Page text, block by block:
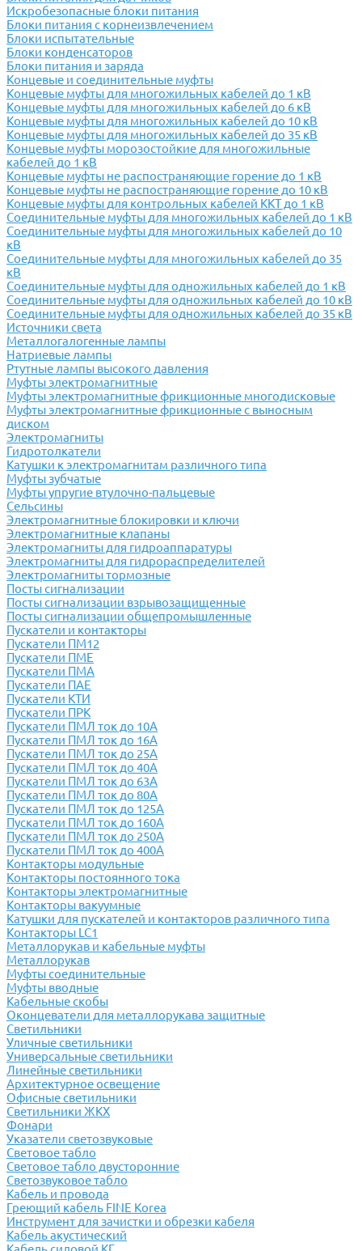
Искробезопасные блоки питания
Блоки питания с корнеизвлечением
Блоки испытательные
Блоки конденсаторов
Блоки питания и заряда
Концевые и соединительные муфты
Концевые муфты для многожильных кабелей до 1 кВ
Концевые муфты для многожильных кабелей до 6 кВ
Концевые муфты для многожильных кабелей до 10 кВ
Концевые муфты для многожильных кабелей до 35 кВ
Концевые муфты морозостойкие для многожильные
кабелей до 1 кВ
Концевые муфты не распостраняющие горение до 1 кВ
Концевые муфты не распостраняющие горение до 10 кВ
Концевые муфты для контрольных кабелей ККТ до 1 кВ
Соединительные муфты для многожильных кабелей до 1 кВ
Соединительные муфты для многожильных кабелей до 10
кВ
Соединительные муфты для многожильных кабелей до 35
кВ
Соединительные муфты для одножильных кабелей до 1 кВ
Соединительные муфты для одножильных кабелей до 10 кВ
Соединительные муфты для одножильных кабелей до 35 кВ
Источники света
Металлогалогенные лампы
Натриевые лампы
Ртутные лампы высокого давления
Муфты электромагнитные
Муфты электромагнитные фрикционные многодисковые
Муфты электромагнитные фрикционные с выносным
диском
Электромагниты
Гидротолкатели
Катушки к электромагнитам различного типа
Муфты зубчатые
Муфты упругие втулочно-пальцевые
Сельсины
Электромагнитные блокировки и ключи
Электромагнитные клапаны
Электромагниты для гидроаппаратуры
Электромагниты для гидрораспределителей
Электромагниты тормозные
Посты сигнализации
Посты сигнализации взрывозащищенные
Посты сигнализации общепромышленные
Пускатели и контакторы
Пускатели ПМ12
Пускатели ПМЕ
Пускатели ПМА
Пускатели ПАЕ
Пускатели КТИ
Пускатели ПРК
Пускатели ПМЛ ток до 10А
Пускатели ПМЛ ток до 16А
Пускатели ПМЛ ток до 25А
Пускатели ПМЛ ток до 40А
Пускатели ПМЛ ток до 63А
Пускатели ПМЛ ток до 80А
Пускатели ПМЛ ток до 125А
Пускатели ПМЛ ток до 160А
Пускатели ПМЛ ток до 250А
Пускатели ПМЛ ток до 400А
Контакторы модульные
Контакторы постоянного тока
Контакторы электромагнитные
Контакторы вакуумные
Катушки для пускателей и контакторов различного типа
Контакторы LC1
Металлорукав и кабельные муфты
Металлорукав
Муфты соединительные
Муфты вводные
Кабельные скобы
Оконцеватели для металлорукава защитные
Светильники
Уличные светильники
Универсальные светильники
Линейные светильники
Архитектурное освещение
Офисные светильники
Светильники ЖКХ
Фонари
Указатели светозвуковые
Световое табло
Световое табло двусторонние
Светозвуковое табло
Кабель и провода
Греющий кабель FINE Korea
Инструмент для зачистки и обрезки кабеля
Кабель акустический